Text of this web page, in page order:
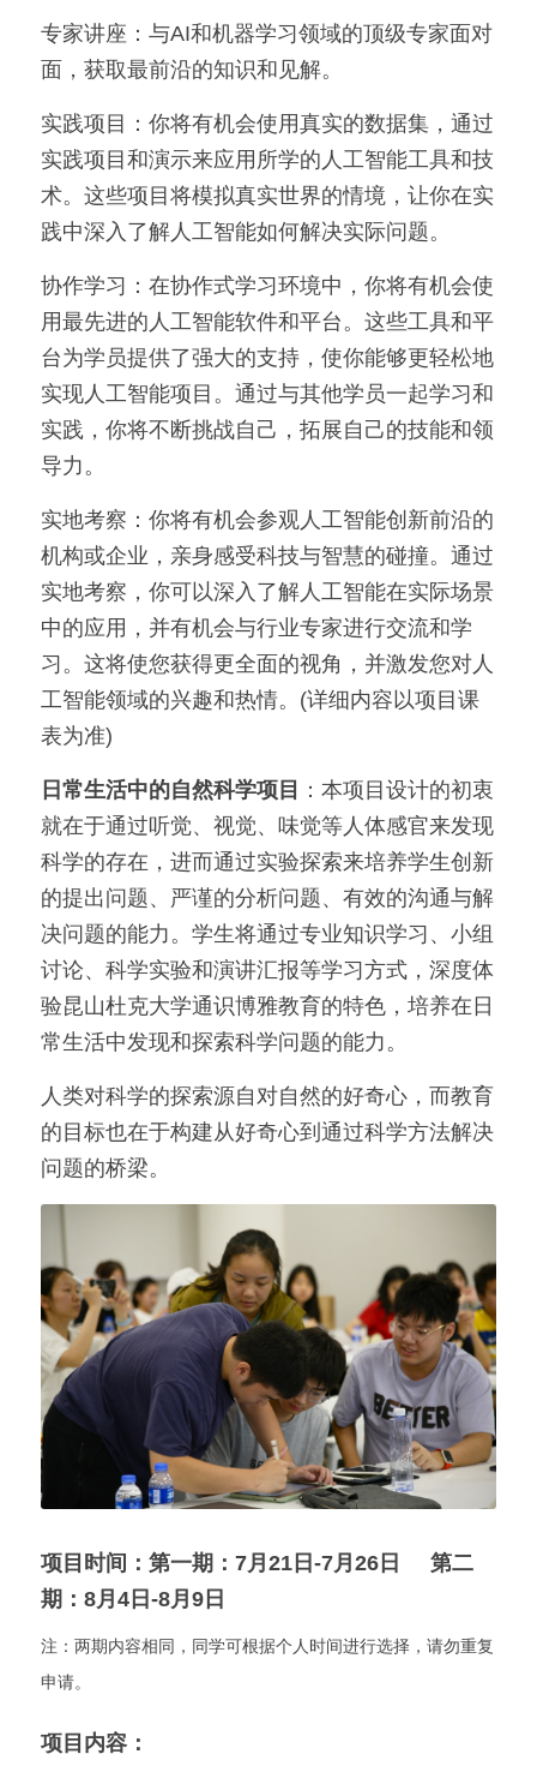
专家讲座：与AI和机器学习领域的顶级专家面对
面，获取最前沿的知识和见解。
实践项目：你将有机会使用真实的数据集，通过
实践项目和演示来应用所学的人工智能工具和技
术。这些项目将模拟真实世界的情境，让你在实
践中深入了解人工智能如何解决实际问题。
协作学习：在协作式学习环境中，你将有机会使
用最先进的人工智能软件和平台。这些工具和平
台为学员提供了强大的支持，使你能够更轻松地
实现人工智能项目。通过与其他学员一起学习和
实践，你将不断挑战自己，拓展自己的技能和领
导力。
实地考察：你将有机会参观人工智能创新前沿的
机构或企业，亲身感受科技与智慧的碰撞。通过
实地考察，你可以深入了解人工智能在实际场景
中的应用，并有机会与行业专家进行交流和学
习。这将使您获得更全面的视角，并激发您对人
工智能领域的兴趣和热情。(详细内容以项目课
表为准)
日常生活中的自然科学项目
：本项目设计的初衷
就在于通过听觉、视觉、味觉等人体感官来发现
科学的存在，进而通过实验探索来培养学生创新
的提出问题、严谨的分析问题、有效的沟通与解
决问题的能力。学生将通过专业知识学习、小组
讨论、科学实验和演讲汇报等学习方式，深度体
验昆山杜克大学通识博雅教育的特色，培养在日
常生活中发现和探索科学问题的能力。
人类对科学的探索源自对自然的好奇心，而教育
的目标也在于构建从好奇心到通过科学方法解决
问题的桥梁。
项目时间：第一期：7月21日-7月26日     第二
期：8月4日-8月9日
注：两期内容相同，同学可根据个人时间进行选择，请勿重复
申请。
项目内容：